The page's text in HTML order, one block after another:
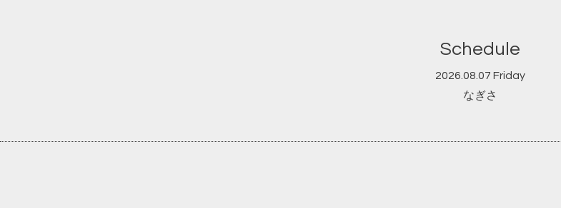
Schedule
2026.08.07 Friday
なぎさ